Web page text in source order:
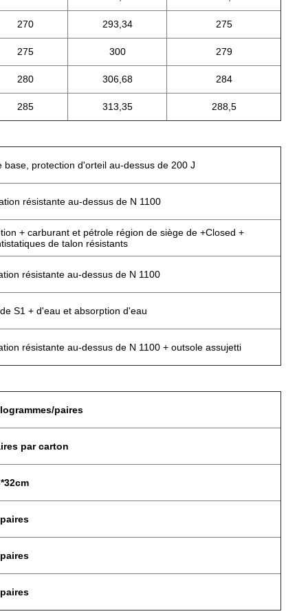
270 293,34 275
275 300 279
280 306,68 284
285 313,35 288,5
base, protection d'orteil au-dessus de 200 J
résistante au-dessus de N 1100
+ carburant et pétrole région de siège de +Closed +
de talon résistants
résistante au-dessus de N 1100
S1 + d'eau et absorption d'eau
résistante au-dessus de N 1100 + outsole assujetti
paires
par carton